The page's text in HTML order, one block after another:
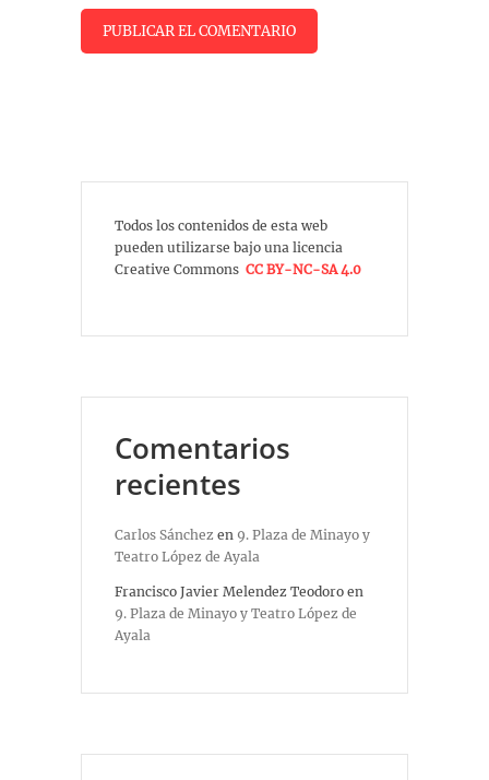
Todos los contenidos de esta web
pueden utilizarse bajo una licencia
Creative Commons CC BY-NC-SA 4.0
Comentarios
recientes
Carlos Sánchez en 9. Plaza de Minayo y
Teatro López de Ayala
Francisco Javier Melendez Teodoro en
9. Plaza de Minayo y Teatro López de
Ayala